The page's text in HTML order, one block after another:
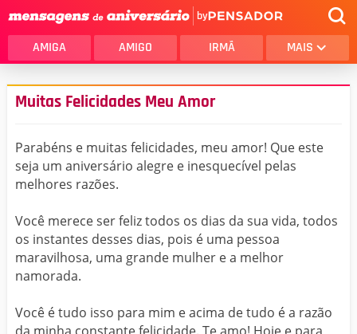
by
AMIGA AMIGO IRMÃ MAIS
Muitas Felicidades Meu Amor
Parabéns e muitas felicidades, meu amor! Que este
seja um aniversário alegre e inesquecível pelas
melhores razões.
Você merece ser feliz todos os dias da sua vida, todos
os instantes desses dias, pois é uma pessoa
maravilhosa, uma grande mulher e a melhor
namorada.
Você é tudo isso para mim e acima de tudo é a razão